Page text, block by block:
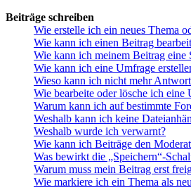
Beiträge schreiben
Wie erstelle ich ein neues Thema
Wie kann ich einen Beitrag
Wie kann ich meinem Beitrag eine
Wie kann ich eine Umfrage
Wieso kann ich nicht mehr
Wie bearbeite oder lösche ich eine
Warum kann ich auf bestimmte
Weshalb kann ich keine
Weshalb wurde ich verwarnt?
Wie kann ich Beiträge den
Was bewirkt die „Speichern“-
Warum muss mein Beitrag erst
Wie markiere ich ein Thema als